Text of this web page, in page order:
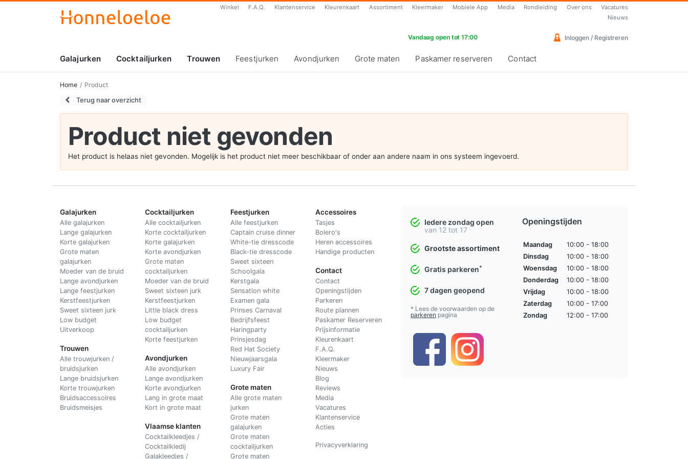
Winkel F.A.Q. Klantenservice Kleurenkaart Assortiment Kleermaker Mobiele App Media Rondleiding Over ons
Vacatures
Nieuws
Vandaag open tot 17:00 Inloggen / Registreren
Galajurken Cocktailjurken Trouwen Feestjurken Avondjurken Grote maten Paskamer reserveren Contact
Home Product
Terug naar overzicht
Product niet gevonden
Het product is helaas niet gevonden. Mogelijk is het product niet meer beschikbaar of onder aan andere naam in ons systeem ingevoerd.
Galajurken
Alle galajurken
Lange galajurken
Korte galajurken
Grote maten
galajurken
Moeder van de bruid
Lange avondjurken
Lange feestjurken
Kerstfeestjurken
Sweet sixteen jurk
Low budget
Uitverkoop
Trouwen
Alle trouwjurken /
bruidsjurken
Lange bruidsjurken
Korte trouwjurken
Bruidsaccessoires
Bruidsmeisjes
Cocktailjurken
Alle cocktailjurken
Korte cocktailjurken
Korte galajurken
Korte avondjurken
Grote maten
cocktailjurken
Moeder van de bruid
Sweet sixteen jurk
Kerstfeestjurken
Little black dress
Low budget
cocktailjurken
Korte feestjurken
Avondjurken
Alle avondjurken
Lange avondjurken
Korte avondjurken
Lang in grote maat
Kort in grote maat
Vlaamse klanten
Cocktailkleedjes /
Cocktailkledij
Galakleedjes /
Feestjurken
Alle feestjurken
Captain cruise dinner
White-tie dresscode
Black-tie dresscode
Sweet sixteen
Schoolgala
Kerstgala
Sensation white
Examen gala
Prinses Carnaval
Bedrijfsfeest
Haringparty
Prinsjesdag
Red Hat Society
Nieuwjaarsgala
Luxury Fair
Grote maten
Alle grote maten
jurken
Grote maten
galajurken
Grote maten
cocktailjurken
Grote maten
Accessoires
Tasjes
Bolero's
Heren accessoires
Handige producten
Contact
Contact
Openingstijden
Parkeren
Route plannen
Paskamer Reserveren
Prijsinformatie
Kleurenkaart
F.A.Q.
Kleermaker
Nieuws
Blog
Reviews
Media
Vacatures
Klantenservice
Acties
Privacyverklaring
Iedere zondag open
van 12 tot 17
Grootste assortiment
Gratis parkeren*
7 dagen geopend
* Lees de voorwaarden op de
parkeren pagina
Openingstijden
Maandag
10:00 - 18:00
Dinsdag
10:00 - 18:00
Woensdag
10:00 - 18:00
Donderdag
10:00 - 18:00
Vrijdag
10:00 - 18:00
Zaterdag
10:00 - 17:00
Zondag
12:00 - 17:00